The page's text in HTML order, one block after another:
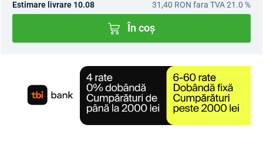
Estimare livrare 10.08 31,40 RON fara TVA 21.0 %
În coș